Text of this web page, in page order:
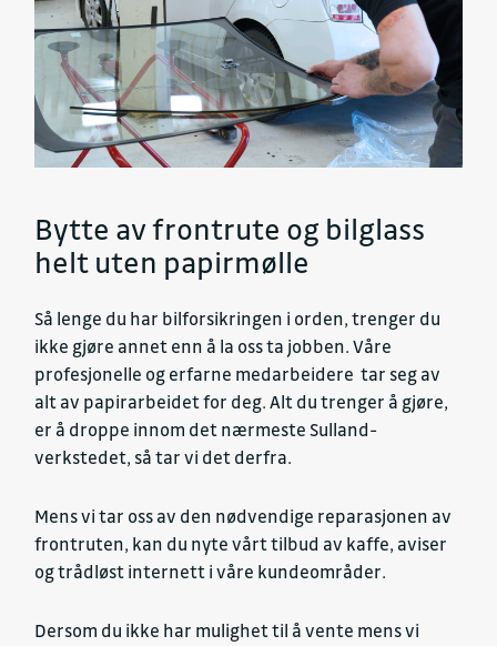
Bytte av frontrute og bilglass
helt uten papirmølle
Så lenge du har bilforsikringen i orden, trenger du
ikke gjøre annet enn å la oss ta jobben. Våre
profesjonelle og erfarne medarbeidere tar seg av
alt av papirarbeidet for deg. Alt du trenger å gjøre,
er å droppe innom det nærmeste Sulland-
verkstedet, så tar vi det derfra.
Mens vi tar oss av den nødvendige reparasjonen av
frontruten, kan du nyte vårt tilbud av kaffe, aviser
og trådløst internett i våre kundeområder.
Dersom du ikke har mulighet til å vente mens vi